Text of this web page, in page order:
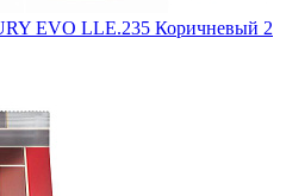
EVO LLE.235 Коричневый 2